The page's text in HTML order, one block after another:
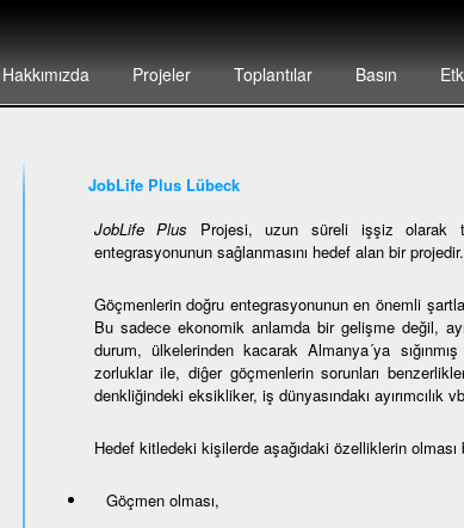
Hakkımızda Projeler Toplantılar Basın
JobLife Plus Lübeck
JobLife Plus Projesi, uzun süreli işşiz olarak
entegrasyonunun saĝlanmasını hedef alan bir projedir.
Göçmenlerin doğru entegrasyonunun en önemli
Bu sadece ekonomik anlamda bir gelişme değil,
durum, ülkelerinden kacarak Almanya´ya
zorluklar ile, diĝer göçmenlerin sorunları
denkliğindeki eksikliker, iş dünyasındakı ayırımcılık
Hedef kitledeki kişilerde aşağıdaki özelliklerin olması
Göçmen olması,